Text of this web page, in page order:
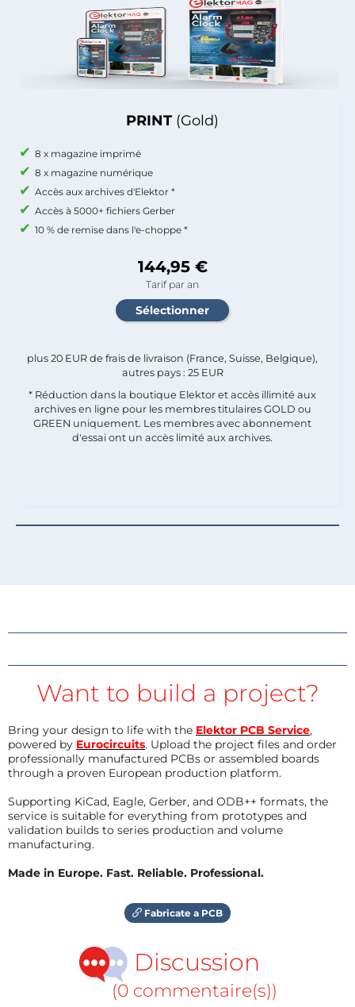
PRINT (Gold)
8 x magazine imprimé
8 x magazine numérique
Accès aux archives d'Elektor *
Accès à 5000+ fichiers Gerber
10 % de remise dans l'e-choppe *
144,95 €
Tarif par an
plus 20 EUR de frais de livraison (France, Suisse, Belgique),
autres pays : 25 EUR
* Réduction dans la boutique Elektor et accès illimité aux
archives en ligne pour les membres titulaires GOLD ou
GREEN uniquement. Les membres avec abonnement
d'essai ont un accès limité aux archives.
Want to build a project?
Bring your design to life with the Elektor PCB Service,
powered by Eurocircuits. Upload the project files and order
professionally manufactured PCBs or assembled boards
through a proven European production platform.
Supporting KiCad, Eagle, Gerber, and ODB++ formats, the
service is suitable for everything from prototypes and
validation builds to series production and volume
manufacturing.
Made in Europe. Fast. Reliable. Professional.
Fabricate a PCB
Discussion
(0 commentaire(s))